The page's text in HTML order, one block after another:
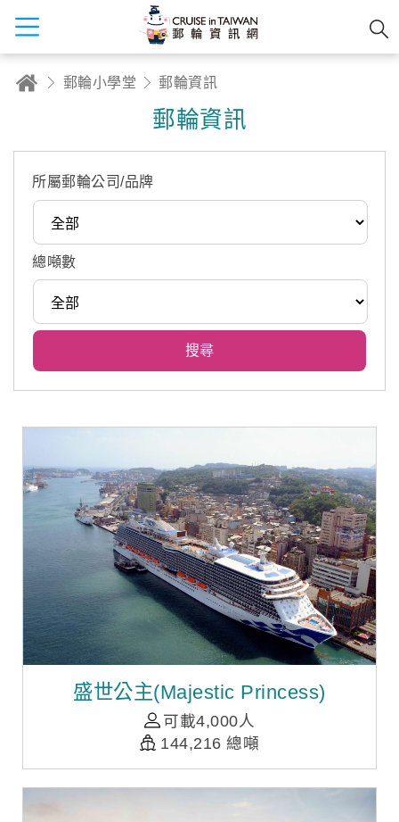
郵輪小學堂 郵輪資訊
郵輪資訊
所屬郵輪公司/品牌
總噸數
盛世公主(Majestic Princess)
可載4,000人
144,216 總噸